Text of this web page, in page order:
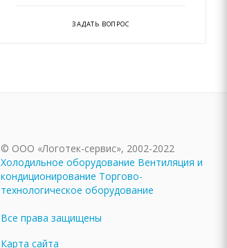
ЗАДАТЬ ВОПРОС
© ООО «Логотек-сервис», 2002-2022
Холодильное оборудование Вентиляция и
кондиционирование Торгово-
технологическое оборудование
Все права защищены
Карта сайта